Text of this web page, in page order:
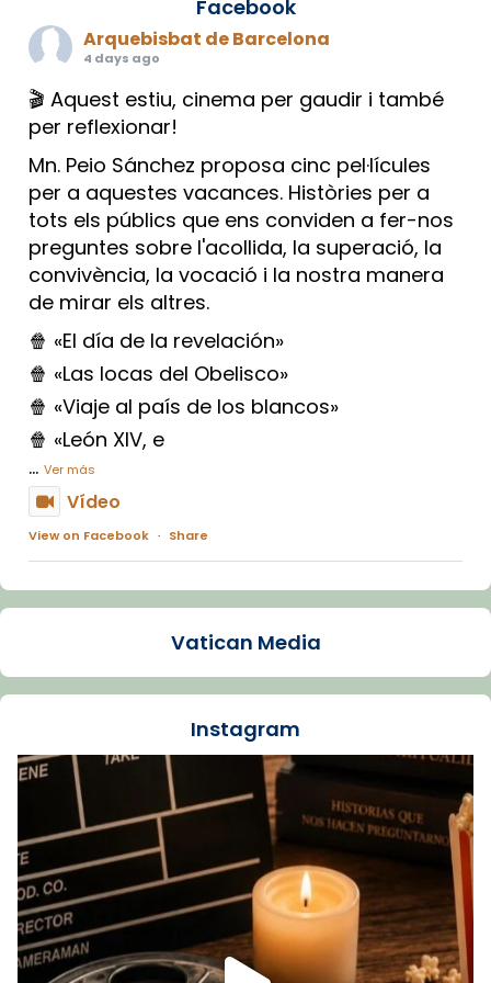
Facebook
Arquebisbat de Barcelona
4 days ago
🎬 Aquest estiu, cinema per gaudir i també
per reflexionar!
Mn. Peio Sánchez proposa cinc pel·lícules
per a aquestes vacances. Històries per a
tots els públics que ens conviden a fer-nos
preguntes sobre l'acollida, la superació, la
convivència, la vocació i la nostra manera
de mirar els altres.
🍿 «El día de la revelación»
🍿 «Las locas del Obelisco»
🍿 «Viaje al país de los blancos»
🍿 «León XIV, e
... Ver más
Vídeo
View on Facebook · Share
Arquebisbat de Barcelona
La Carmina va patir depressió. Fa gairebé
dos mesos, a l'Estadi Lluís Companys, la
Recupera l'entrevista comp
Vatican
tican News 👇
www.vaticannews.va/es/iglesia/news/2026-
07/carmina-historia-depresion-papa-viaje-
espana-testimoni...
Foto
View on Facebook · Share
Vatican Media
Instagram